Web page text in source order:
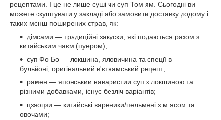
рецептами. І це не лише суші чи суп Том ям. Сьогодні ви
можете скуштувати у закладі або замовити доставку додому і
таких менш поширених страв, як:
дімсами — традиційні закуски, які подаються разом з
китайським чаєм (пуером);
суп Фо Бо — локшина, яловичина та спеції в
бульйоні, оригінальний в'єтнамський рецепт;
рамен — японський наваристий суп з локшиною та
різними добавками, існує безліч варіантів;
цзяоцзи — китайські вареники/пельмені з м ясом та
овочами;